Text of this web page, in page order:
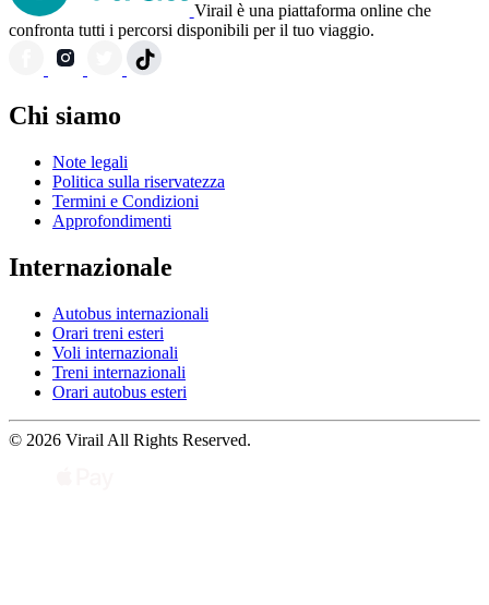
Virail è una piattaforma online che
confronta tutti i percorsi disponibili per il tuo viaggio.
Chi siamo
Note legali
Politica sulla riservatezza
Termini e Condizioni
Approfondimenti
Internazionale
Autobus internazionali
Orari treni esteri
Voli internazionali
Treni internazionali
Orari autobus esteri
© 2026 Virail All Rights Reserved.